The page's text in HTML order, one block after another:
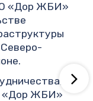
«Дор ЖБИ»
«Дор ЖБИ»